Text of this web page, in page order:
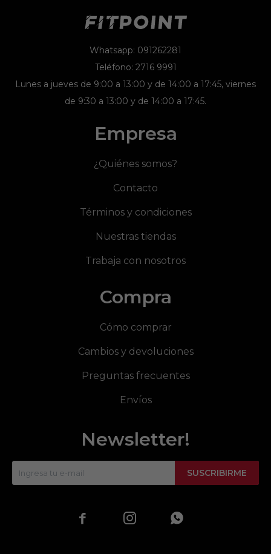
Whatsapp: 091262281
Teléfono: 2716 9991
Lunes a jueves de 9:00 a 13:00 y de 14:00 a 17:45, viernes
de 9:30 a 13:00 y de 14:00 a 17:45.
Empresa
¿Quiénes somos?
Contacto
Términos y condiciones
Nuestras tiendas
Trabaja con nosotros
Compra
Cómo comprar
Cambios y devoluciones
Preguntas frecuentes
Envíos
Newsletter!
SUSCRIBIRME
  